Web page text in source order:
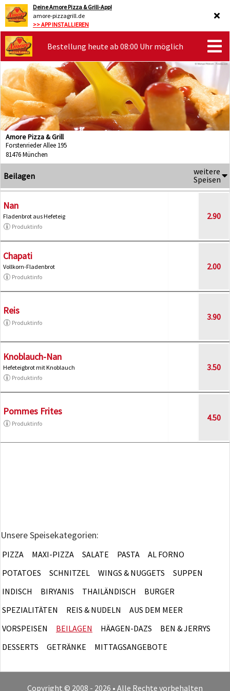
Deine Amore Pizza & Grill-App!
amore-pizzagrill.de
>> APP INSTALLIEREN
Bestellung heute ab 08:00 Uhr möglich
Amore Pizza & Grill
Forstenrieder Allee 195
81476 München
Beilagen
weitere
Speisen
Nan
Fladenbrot aus Hefeteig
Produktinfo
2.90
Chapati
Vollkorn-Fladenbrot
Produktinfo
2.00
Reis
Produktinfo
3.90
Knoblauch-Nan
Hefeteigbrot mit Knoblauch
Produktinfo
3.50
Pommes Frites
Produktinfo
4.50
Unsere Speisekategorien:
PIZZA MAXI-PIZZA SALATE PASTA
AL FORNO
POTATOES
SCHNITZEL WINGS & NUGGETS
SUPPEN
INDISCH
BIRYANIS THAILÄNDISCH
BURGER
SPEZIALITÄTEN
REIS & NUDELN
AUS DEM MEER
VORSPEISEN
BEILAGEN HÄAGEN-DAZS
BEN & JERRYS
DESSERTS
GETRÄNKE MITTAGSANGEBOTE
Copyright © 2008 - 2026 • Alle Rechte vorbehalten